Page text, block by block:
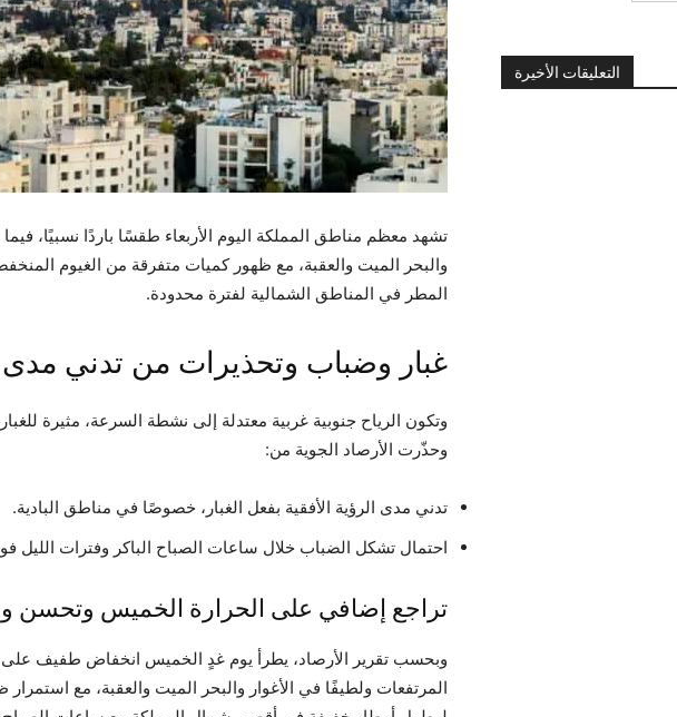
تشهد معظم مناطق المملكة اليوم الأربعاء طقسًا باردًا نسبيًا،
والبحر الميت والعقبة، مع ظهور كميات متفرقة من الغيوم
المطر في المناطق الشمالية لفترة محدودة.
غبار وضباب وتحذيرات من تدني مدى
وتكون الرياح جنوبية غربية معتدلة إلى نشطة السرعة، مثيرة
وحذّرت الأرصاد الجوية من:
تدني مدى الرؤية الأفقية بفعل الغبار، خصوصًا في مناطق البادية.
احتمال تشكل الضباب خلال ساعات الصباح الباكر وفترات الليل
تراجع إضافي على الحرارة الخميس وتحسن
وبحسب تقرير الأرصاد، يطرأ يوم غدٍ الخميس انخفاض طفيف
المرتفعات ولطيفًا في الأغوار والبحر الميت والعقبة، مع
التعليقات الأخيرة